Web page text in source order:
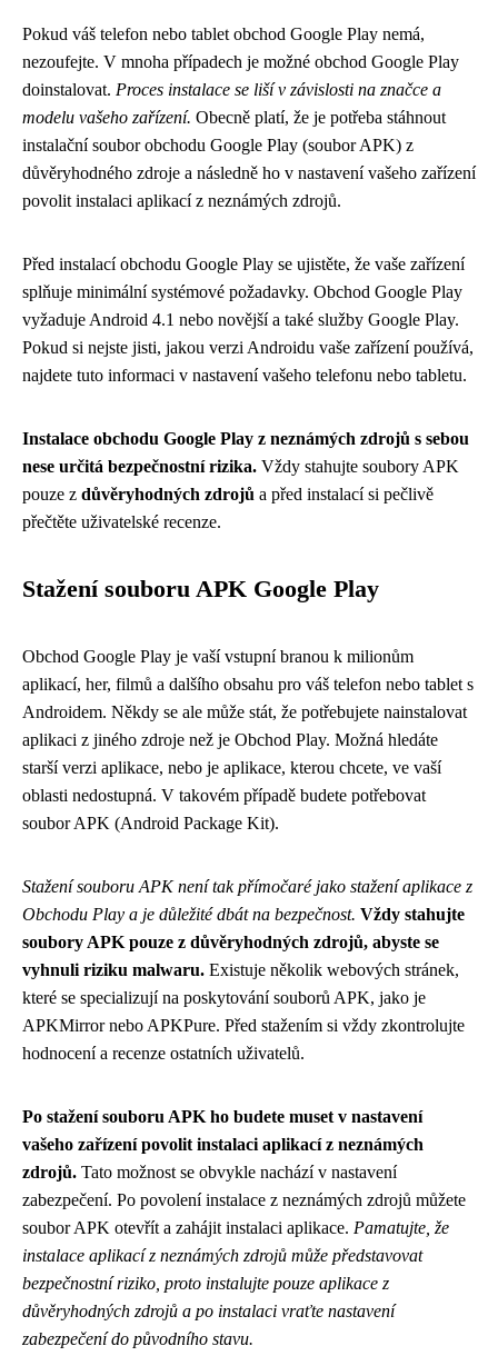
Pokud váš telefon nebo tablet obchod Google Play nemá,
nezoufejte. V mnoha případech je možné obchod Google Play
doinstalovat. Proces instalace se liší v závislosti na značce a
modelu vašeho zařízení. Obecně platí, že je potřeba stáhnout
instalační soubor obchodu Google Play (soubor APK) z
důvěryhodného zdroje a následně ho v nastavení vašeho zařízení
povolit instalaci aplikací z neznámých zdrojů.
Před instalací obchodu Google Play se ujistěte, že vaše zařízení
splňuje minimální systémové požadavky. Obchod Google Play
vyžaduje Android 4.1 nebo novější a také služby Google Play.
Pokud si nejste jisti, jakou verzi Androidu vaše zařízení používá,
najdete tuto informaci v nastavení vašeho telefonu nebo tabletu.
Instalace obchodu Google Play z neznámých zdrojů s sebou
nese určitá bezpečnostní rizika. Vždy stahujte soubory APK
pouze z důvěryhodných zdrojů a před instalací si pečlivě
přečtěte uživatelské recenze.
Stažení souboru APK Google Play
Obchod Google Play je vaší vstupní branou k milionům
aplikací, her, filmů a dalšího obsahu pro váš telefon nebo tablet s
Androidem. Někdy se ale může stát, že potřebujete nainstalovat
aplikaci z jiného zdroje než je Obchod Play. Možná hledáte
starší verzi aplikace, nebo je aplikace, kterou chcete, ve vaší
oblasti nedostupná. V takovém případě budete potřebovat
soubor APK (Android Package Kit).
Stažení souboru APK není tak přímočaré jako stažení aplikace z
Obchodu Play a je důležité dbát na bezpečnost. Vždy stahujte
soubory APK pouze z důvěryhodných zdrojů, abyste se
vyhnuli riziku malwaru. Existuje několik webových stránek,
které se specializují na poskytování souborů APK, jako je
APKMirror nebo APKPure. Před stažením si vždy zkontrolujte
hodnocení a recenze ostatních uživatelů.
Po stažení souboru APK ho budete muset v nastavení
vašeho zařízení povolit instalaci aplikací z neznámých
zdrojů. Tato možnost se obvykle nachází v nastavení
zabezpečení. Po povolení instalace z neznámých zdrojů můžete
soubor APK otevřít a zahájit instalaci aplikace. Pamatujte, že
instalace aplikací z neznámých zdrojů může představovat
bezpečnostní riziko, proto instalujte pouze aplikace z
důvěryhodných zdrojů a po instalaci vraťte nastavení
zabezpečení do původního stavu.